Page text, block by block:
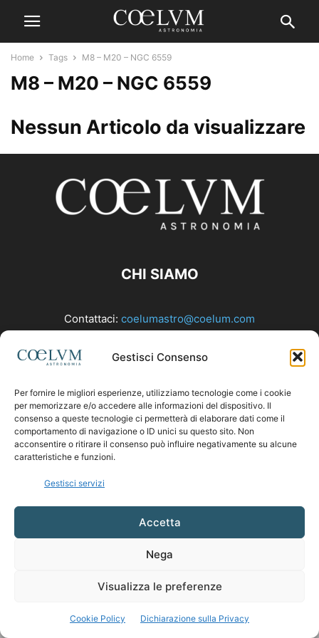
Gestisci Consenso
Per fornire le migliori esperienze, utilizziamo tecnologie come i cookie
per memorizzare e/o accedere alle informazioni del dispositivo. Il
consenso a queste tecnologie ci permetterà di elaborare dati come il
comportamento di navigazione o ID unici su questo sito. Non
acconsentire o ritirare il consenso può influire negativamente su alcune
caratteristiche e funzioni.
Gestisci servizi
Accetta
Nega
Visualizza le preferenze
Cookie Policy Dichiarazione sulla Privacy
Home Tags M8 – M20 – NGC 6559
M8 – M20 – NGC 6559
Nessun Articolo da visualizzare
CHI SIAMO
Contattaci: coelumastro@coelum.com
SEGUICI